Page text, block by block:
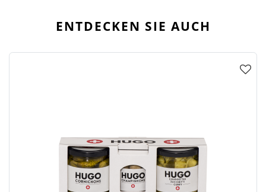
ENTDECKEN SIE AUCH